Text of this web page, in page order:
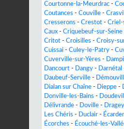
Courtonne-la-Meurdrac -
Coutances - Couville -
Cresserons - Crestot -
Caux - Criquebeuf-sur-Seine
Critot - Croisilles - Croisy-
Cuissai - Culey-le-Patry -
Cuverville-sur-Yères -
Dancourt - Dangy - Darnétal
Daubeuf-Serville -
Dialan sur Chaîne - Dieppe -
Donville-les-Bains -
Délivrande - Doville -
Les Chéris - Duclair -
Écorches - Écouché-les-